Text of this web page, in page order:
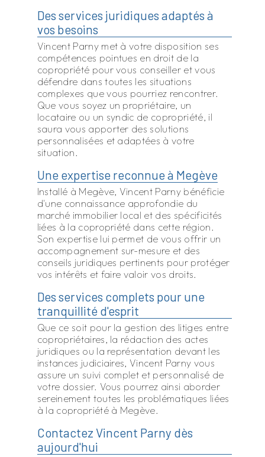
Des services juridiques adaptés à
vos besoins
Vincent Parny met à votre disposition ses
compétences pointues en droit de la
copropriété pour vous conseiller et vous
défendre dans toutes les situations
complexes que vous pourriez rencontrer.
Que vous soyez un propriétaire, un
locataire ou un syndic de copropriété, il
saura vous apporter des solutions
personnalisées et adaptées à votre
situation.
Une expertise reconnue à Megève
Installé à Megève, Vincent Parny bénéficie
d'une connaissance approfondie du
marché immobilier local et des spécificités
liées à la copropriété dans cette région.
Son expertise lui permet de vous offrir un
accompagnement sur-mesure et des
conseils juridiques pertinents pour protéger
vos intérêts et faire valoir vos droits.
Des services complets pour une
tranquillité d'esprit
Que ce soit pour la gestion des litiges entre
copropriétaires, la rédaction des actes
juridiques ou la représentation devant les
instances judiciaires, Vincent Parny vous
assure un suivi complet et personnalisé de
votre dossier. Vous pourrez ainsi aborder
sereinement toutes les problématiques liées
à la copropriété à Megève.
Contactez Vincent Parny dès
aujourd'hui